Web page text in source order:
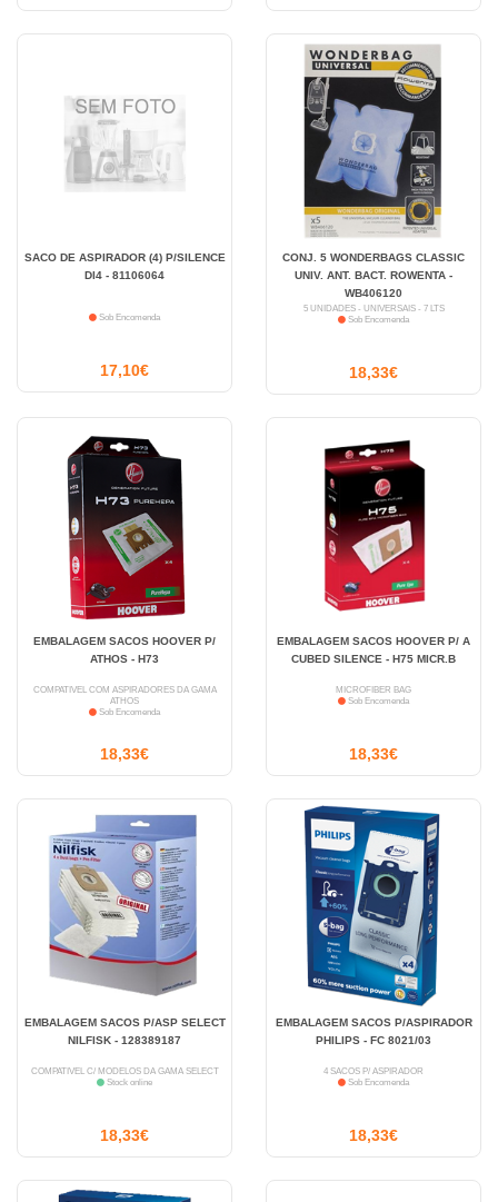
SACO DE ASPIRADOR (4) P/SILENCE
DI4 - 81106064
Sob Encomenda
17,10€
CONJ. 5 WONDERBAGS CLASSIC
UNIV. ANT. BACT. ROWENTA -
WB406120
5 UNIDADES - UNIVERSAIS - 7 LTS
Sob Encomenda
18,33€
EMBALAGEM SACOS HOOVER P/
ATHOS - H73
COMPATÍVEL COM ASPIRADORES DA GAMA
ATHOS
Sob Encomenda
18,33€
EMBALAGEM SACOS HOOVER P/ A
CUBED SILENCE - H75 MICR.B
MICROFIBER BAG
Sob Encomenda
18,33€
EMBALAGEM SACOS P/ASP SELECT
NILFISK - 128389187
COMPATÍVEL C/ MODELOS DA GAMA SELECT
Stock online
18,33€
EMBALAGEM SACOS P/ASPIRADOR
PHILIPS - FC 8021/03
4 SACOS P/ ASPIRADOR
Sob Encomenda
18,33€